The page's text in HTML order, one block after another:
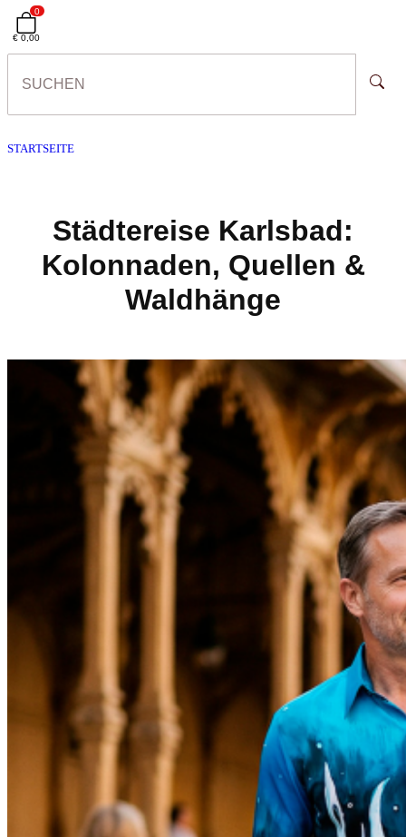
0
€ 0,00
STARTSEITE
Städtereise Karlsbad:
Kolonnaden, Quellen &
Waldhänge